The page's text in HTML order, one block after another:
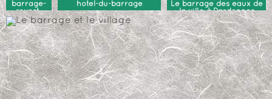
barrage-
revest-
construction-
derivation-
2
hotel-du-barrage
Le barrage des eaux de
la ville à Dardennes